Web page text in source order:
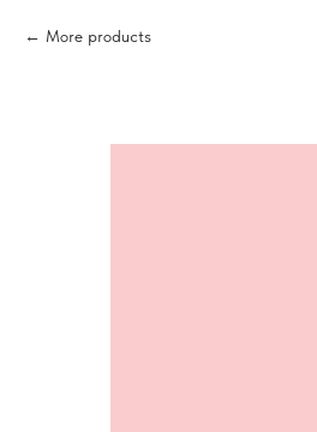
More products